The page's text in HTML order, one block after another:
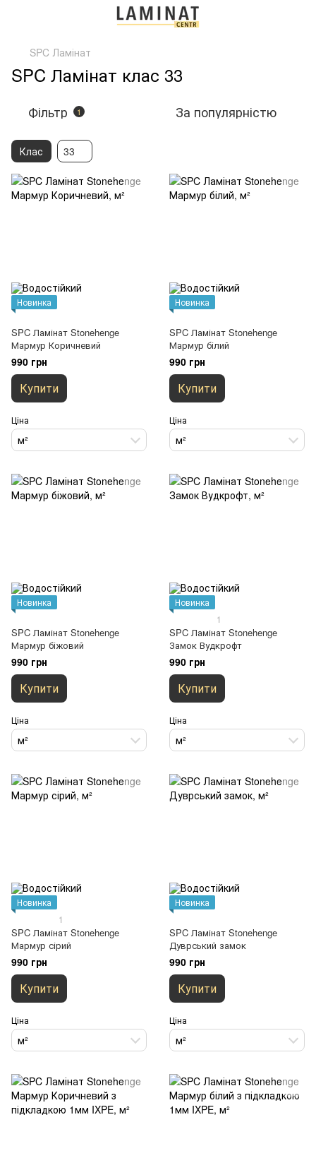
SPC Ламінат
SPC Ламінат клас 33
Фільтр 1 За популярністю
Клас 33
Новинка
SPC Ламінат Stonehenge
Мармур Коричневий
990 грн
Купити
Ціна
м²
Новинка
SPC Ламінат Stonehenge
Мармур білий
990 грн
Купити
Ціна
м²
Новинка
SPC Ламінат Stonehenge
Мармур біжовий
990 грн
Купити
Ціна
м²
Новинка
1
SPC Ламінат Stonehenge
Замок Вудкрофт
990 грн
Купити
Ціна
м²
Новинка
1
SPC Ламінат Stonehenge
Мармур сірий
990 грн
Купити
Ціна
м²
Новинка
SPC Ламінат Stonehenge
Дуврський замок
990 грн
Купити
Ціна
м²